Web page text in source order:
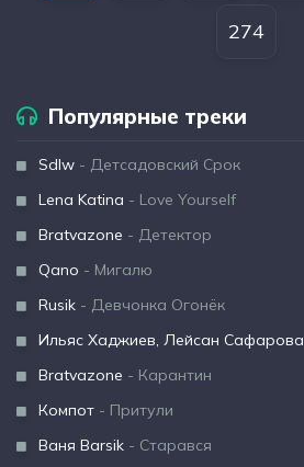
274
Популярные треки
Sdlw - Детсадовский Срок
Lena Katina - Love Yourself
Bratvazone - Детектор
Qano - Мигалю
Rusik - Девчонка Огонёк
Ильяс Хаджиев, Лейсан Сафарова
Bratvazone - Карантин
Компот - Притули
Ваня Barsik - Старався